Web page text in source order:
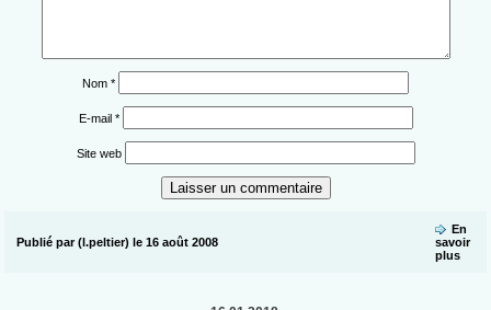
Nom *
E-mail *
Site web
Publié par (l.peltier) le 16 août 2008
En
savoir
plus